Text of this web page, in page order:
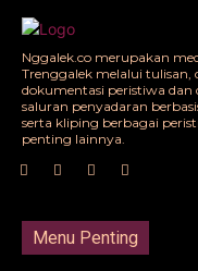
Nggalek.co merupakan
Trenggalek melalui tulisan,
dokumentasi peristiwa dan
saluran penyadaran
serta kliping berbagai
penting lainnya.
Menu Penting